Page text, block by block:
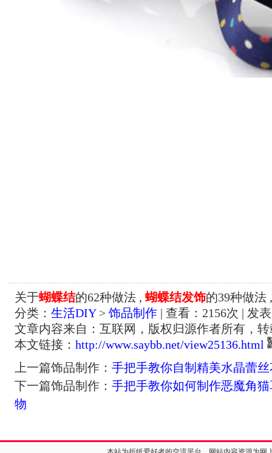
关于蝴蝶结的62种做法 , 蝴蝶结发饰的39种做法
分类： 生活DIY> 饰品制作| 查看： 2156次 | 发
文章内容来自：互联网，版权归源作者所有，
本文链接： http://www.saybb.net/view25136.html
上一篇饰品制作： 手把手教你自制精美水晶蕾
下一篇饰品制作： 手把手教你如何制作恶魔角
物